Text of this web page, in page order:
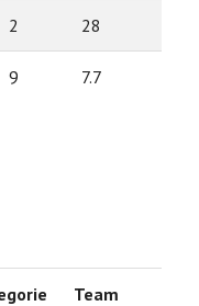
2 28
9 7.7
Team